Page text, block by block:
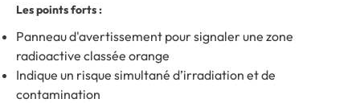
Les points forts :
Panneau d'avertissement pour signaler une zone
radioactive classée orange
Indique un risque simultané d’irradiation et de
contamination